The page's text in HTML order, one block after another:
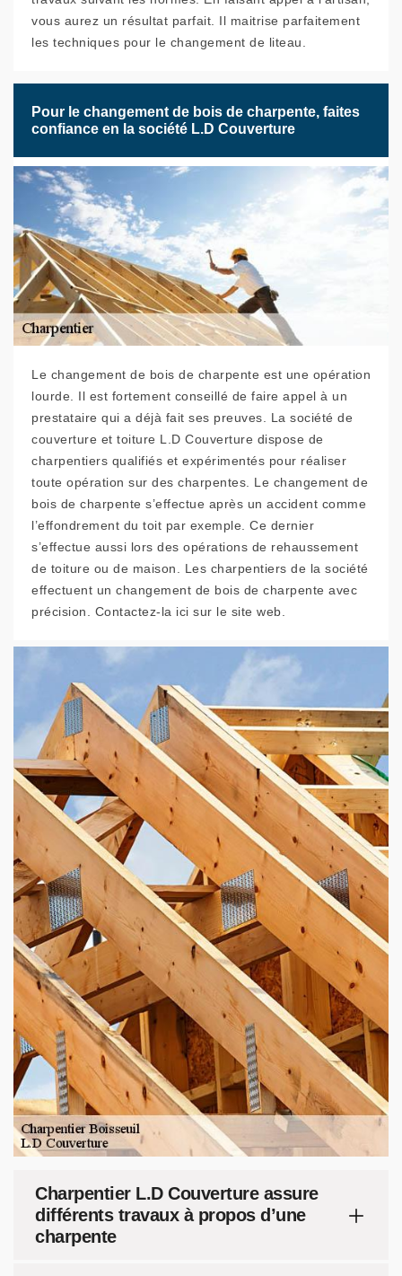
vous aurez un résultat parfait. Il maitrise parfaitement
les techniques pour le changement de liteau.
Pour le changement de bois de charpente, faites
confiance en la société L.D Couverture
Le changement de bois de charpente est une opération
lourde. Il est fortement conseillé de faire appel à un
prestataire qui a déjà fait ses preuves. La société de
couverture et toiture L.D Couverture dispose de
charpentiers qualifiés et expérimentés pour réaliser
toute opération sur des charpentes. Le changement de
bois de charpente s’effectue après un accident comme
l’effondrement du toit par exemple. Ce dernier
s’effectue aussi lors des opérations de rehaussement
de toiture ou de maison. Les charpentiers de la société
effectuent un changement de bois de charpente avec
précision. Contactez-la ici sur le site web.
Charpentier L.D Couverture assure
différents travaux à propos d’une
charpente